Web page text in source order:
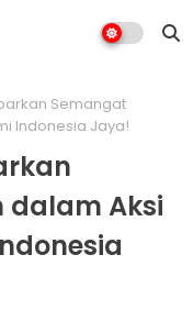
Semangat
Indonesia Jaya!
dalam Aksi